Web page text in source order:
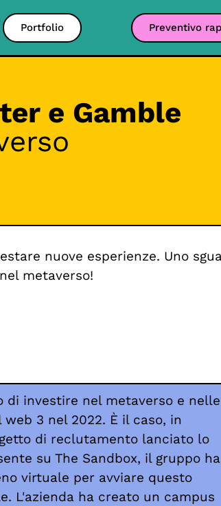
Portfolio Preventivo
e Gamble
nuove esperienze. Uno
metaverso!
di investire nel metaverso e nelle
3 nel 2022. È il caso, in
di reclutamento lanciato lo
su The Sandbox, il gruppo ha
virtuale per avviare questo
L'azienda ha creato un campus